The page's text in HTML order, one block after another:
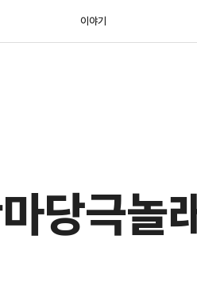
이야기
당극놀